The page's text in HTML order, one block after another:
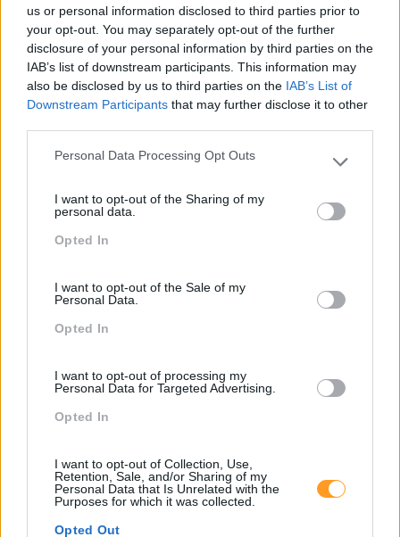
us or personal information disclosed to third parties prior to
your opt-out. You may separately opt-out of the further
disclosure of your personal information by third parties on the
IAB’s list of downstream participants. This information may
also be disclosed by us to third parties on the IAB’s List of
Downstream Participants that may further disclose it to other
Please note that this website/app uses one or more Google
not limited to your visit or usage behaviour. You may click to
grant or deny consent to Google and its third-party tags to
use your data for below specified purposes in below Google
Personal Data Processing Opt Outs
I want to opt-out of the Sharing of my
personal data.
Opted In
I want to opt-out of the Sale of my
Personal Data.
Opted In
I want to opt-out of processing my
Personal Data for Targeted Advertising.
Opted In
I want to opt-out of Collection, Use,
Retention, Sale, and/or Sharing of my
Personal Data that Is Unrelated with the
Purposes for which it was collected.
Opted Out
Pessoas
PORTO RH MEETING
Recursos Humanos
Sem Categoria
Tecnologias De Informação
Vendas E Negociação
Recentes
Feedback fora do
Como usar a escuta
ativa para reter talento,